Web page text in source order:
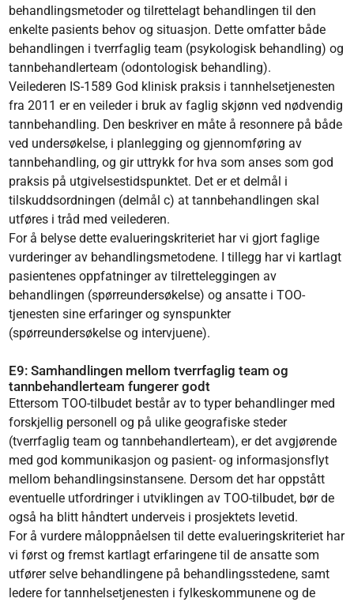
behandlingsmetoder og tilrettelagt behandlingen til den
enkelte pasients behov og situasjon. Dette omfatter både
behandlingen i tverrfaglig team (psykologisk behandling) og
tannbehandlerteam (odontologisk behandling).
Veilederen IS-1589 God klinisk praksis i tannhelsetjenesten
fra 2011 er en veileder i bruk av faglig skjønn ved nødvendig
tannbehandling. Den beskriver en måte å resonnere på både
ved undersøkelse, i planlegging og gjennomføring av
tannbehandling, og gir uttrykk for hva som anses som god
praksis på utgivelsestidspunktet. Det er et delmål i
tilskuddsordningen (delmål c) at tannbehandlingen skal
utføres i tråd med veilederen.
For å belyse dette evalueringskriteriet har vi gjort faglige
vurderinger av behandlingsmetodene. I tillegg har vi kartlagt
pasientenes oppfatninger av tilretteleggingen av
behandlingen (spørreundersøkelse) og ansatte i TOO-
tjenesten sine erfaringer og synspunkter
(spørreundersøkelse og intervjuene).
E9: Samhandlingen mellom tverrfaglig team og
tannbehandlerteam fungerer godt
Ettersom TOO-tilbudet består av to typer behandlinger med
forskjellig personell og på ulike geografiske steder
(tverrfaglig team og tannbehandlerteam), er det avgjørende
med god kommunikasjon og pasient- og informasjonsflyt
mellom behandlingsinstansene. Dersom det har oppstått
eventuelle utfordringer i utviklingen av TOO-tilbudet, bør de
også ha blitt håndtert underveis i prosjektets levetid.
For å vurdere måloppnåelsen til dette evalueringskriteriet har
vi først og fremst kartlagt erfaringene til de ansatte som
utfører selve behandlingene på behandlingsstedene, samt
ledere for tannhelsetjenesten i fylkeskommunene og de